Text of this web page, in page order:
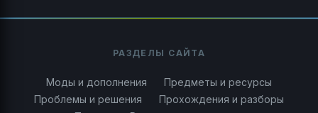
РАЗДЕЛЫ САЙТА
Моды и дополнения
Предметы и ресурсы
Проблемы и решения
Прохождения и разборы